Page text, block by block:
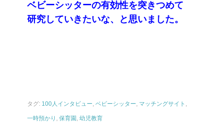
ベビーシッターの有効性を突きつめて
研究していきたいな、と思いました。
タグ: 100人インタビュー, ベビーシッター, マッチングサイト ,
一時預かり , 保育園 , 幼児教育